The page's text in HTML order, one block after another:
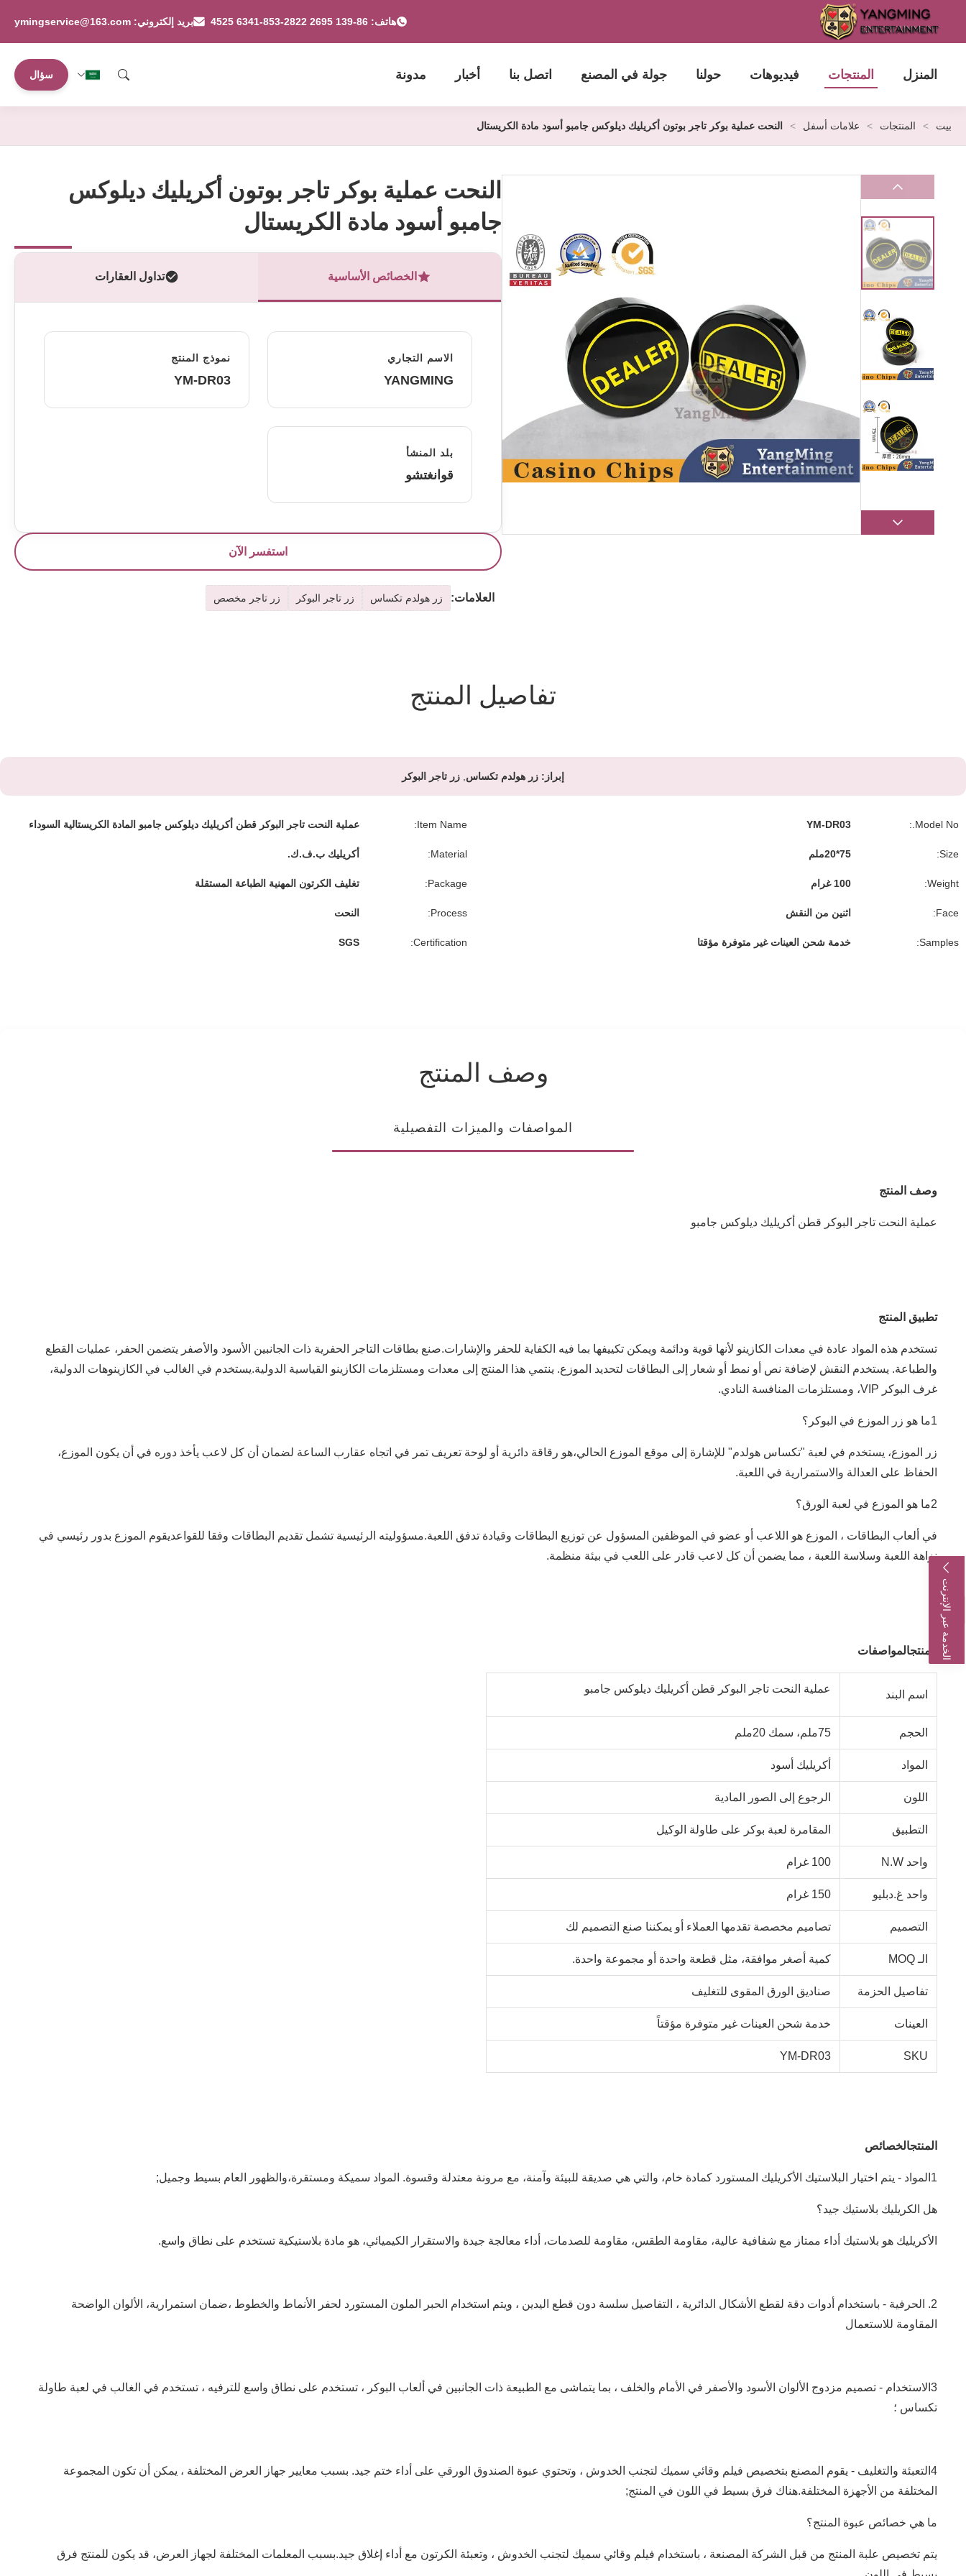
هاتف: 86-139 2695 2822-853-6341 4525 بريد إلكتروني: ymingservice@163.com
المنزل المنتجات فيديوهات حولنا جولة في المصنع اتصل بنا أخبار مدونة سؤال
الخدمة عبر الإنترنت
بيت > المنتجات > علامات أسفل > النحت عملية بوكر تاجر بوتون أكريليك ديلوكس جامبو أسود مادة الكريستال
النحت عملية بوكر تاجر بوتون أكريليك ديلوكس
جامبو أسود مادة الكريستال
الخصائص الأساسية تداول العقارات
الاسم التجاري
YANGMING
نموذج المنتج
YM-DR03
بلد المنشأ
قوانغتشو
استفسر الآن
العلامات: زر هولدم تكساس زر تاجر البوكر زر تاجر مخصص
تفاصيل المنتج
إبراز: زر هولدم تكساس زر تاجر البوكر
Model No.:
YM-DR03
Item Name: عملية النحت تاجر البوكر قطن أكريليك ديلوكس جامبو المادة الكريستالية السوداء
Size: 75*20ملم Material: أكريليك ب.ف.ك.
Weight: 100 غرام Package: تغليف الكرتون المهنية الطباعة المستقلة
Face: اثنين من النقش Process: النحت
Samples: خدمة شحن العينات غير متوفرة مؤقتا Certification:
SGS
وصف المنتج
المواصفات والميزات التفصيلية
وصف المنتج
عملية النحت تاجر البوكر قطن أكريليك ديلوكس جامبو
تطبيق المنتج
تستخدم هذه المواد عادة في معدات الكازينو لأنها قوية ودائمة ويمكن تكييفها بما فيه الكفاية للحفر والإشارات.صنع بطاقات التاجر الحفرية ذات الجانبين الأسود والأصفر يتضمن الحفر، عمليات القطع
والطباعة. يستخدم النقش لإضافة نص أو نمط أو شعار إلى البطاقات لتحديد الموزع. ينتمي هذا المنتج إلى معدات ومستلزمات الكازينو القياسية الدولية.يستخدم في الغالب في الكازينوهات الدولية،
غرف البوكر VIP، ومستلزمات المنافسة النادي.
1ما هو زر الموزع في البوكر؟
زر الموزع، يستخدم في لعبة "تكساس هولدم" للإشارة إلى موقع الموزع الحالي،هو رقاقة دائرية أو لوحة تعريف تمر في اتجاه عقارب الساعة لضمان أن كل لاعب يأخذ دوره في أن يكون الموزع،
الحفاظ على العدالة والاستمرارية في اللعبة.
2ما هو الموزع في لعبة الورق؟
في ألعاب البطاقات ، الموزع هو اللاعب أو عضو في الموظفين المسؤول عن توزيع البطاقات وقيادة تدفق اللعبة.مسؤوليته الرئيسية تشمل تقديم البطاقات وفقا للقواعديقوم الموزع بدور رئيسي في
نزاهة اللعبة وسلاسة اللعبة ، مما يضمن أن كل لاعب قادر على اللعب في بيئة منظمة.
المنتجالمواصفات
اسم البند عملية النحت تاجر البوكر قطن أكريليك ديلوكس جامبو
الحجم 75ملم، سمك 20ملم
المواد أكريليك أسود
اللون الرجوع إلى الصور المادية
التطبيق المقامرة لعبة بوكر على طاولة الوكيل
واحد N.W 100 غرام
واحد غ.دبليو 150 غرام
التصميم تصاميم مخصصة تقدمها العملاء أو يمكننا صنع التصميم لك
الـ MOQ كمية أصغر موافقة، مثل قطعة واحدة أو مجموعة واحدة.
تفاصيل الحزمة صناديق الورق المقوى للتغليف
العينات خدمة شحن العينات غير متوفرة مؤقتاً
SKU
YM-DR03
المنتجالخصائص
1المواد - يتم اختيار البلاستيك الأكريليك المستورد كمادة خام، والتي هي صديقة للبيئة وآمنة، مع مرونة معتدلة وقسوة. المواد سميكة ومستقرة،والظهور العام بسيط وجميل;
هل الكريليك بلاستيك جيد؟
الأكريليك هو بلاستيك أداء ممتاز مع شفافية عالية، مقاومة الطقس، مقاومة للصدمات، أداء معالجة جيدة والاستقرار الكيميائي، هو مادة بلاستيكية تستخدم على نطاق واسع.
2. الحرفية - باستخدام أدوات دقة لقطع الأشكال الدائرية ، التفاصيل سلسة دون قطع اليدين ، ويتم استخدام الحبر الملون المستورد لحفر الأنماط والخطوط ،ضمان استمرارية، الألوان الواضحة
المقاومة للاستعمال
3الاستخدام - تصميم مزدوج الألوان الأسود والأصفر في الأمام والخلف ، بما يتماشى مع الطبيعة ذات الجانبين في ألعاب البوكر ، تستخدم على نطاق واسع للترفيه ، تستخدم في الغالب في لعبة طاولة
تكساس ؛
4التعبئة والتغليف - يقوم المصنع بتخصيص فيلم وقائي سميك لتجنب الخدوش ، وتحتوي عبوة الصندوق الورقي على أداء ختم جيد. بسبب معايير جهاز العرض المختلفة ، يمكن أن تكون المجموعة
المختلفة من الأجهزة المختلفة.هناك فرق بسيط في اللون في المنتج;
ما هي خصائص عبوة المنتج؟
يتم تخصيص علبة المنتج من قبل الشركة المصنعة ، باستخدام فيلم وقائي سميك لتجنب الخدوش ، وتعبئة الكرتون مع أداء إغلاق جيد.بسبب المعلمات المختلفة لجهاز العرض، قد يكون للمنتج فرق